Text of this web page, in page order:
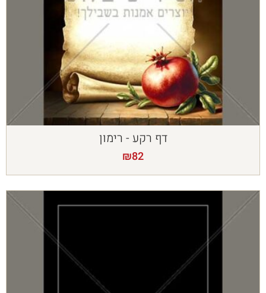
דף רקע - רימון
₪82